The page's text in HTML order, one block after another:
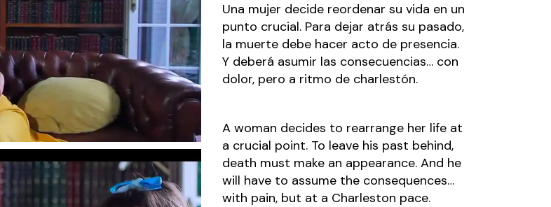
Una mujer decide reordenar su vida en un
punto crucial. Para dejar atrás su pasado,
la muerte debe hacer acto de presencia.
Y deberá asumir las consecuencias… con
dolor, pero a ritmo de charlestón.
A woman decides to rearrange her life at
a crucial point. To leave his past behind,
death must make an appearance. And he
will have to assume the consequences…
with pain, but at a Charleston pace.